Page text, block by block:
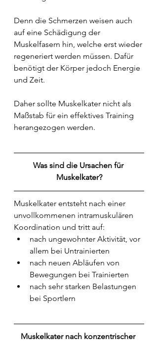
Denn die Schmerzen weisen auch
auf eine Schädigung der
Muskelfasern hin, welche erst wieder
regeneriert werden müssen. Dafür
benötigt der Körper jedoch Energie
und Zeit.
Daher sollte Muskelkater nicht als
Maßstab für ein effektives Training
herangezogen werden.
Was sind die Ursachen für
Muskelkater?
Muskelkater entsteht nach einer
unvollkommenen intramuskulären
Koordination und tritt auf:
nach ungewohnter Aktivität, vor
allem bei Untrainierten
nach neuen Abläufen von
Bewegungen bei Trainierten
nach sehr starken Belastungen
bei Sportlern
Muskelkater nach konzentrischer